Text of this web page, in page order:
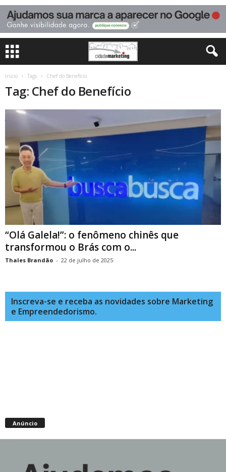
Início Tags Chef do Benefício
Tag: Chef do Benefício
“Olá Galela!”: o fenômeno chinês que
transformou o Brás com o...
Thales Brandão - 22 de julho de 2025
Inscreva-se e receba as novidades sobre Marketing
e Empreendedorismo.
Anúncio